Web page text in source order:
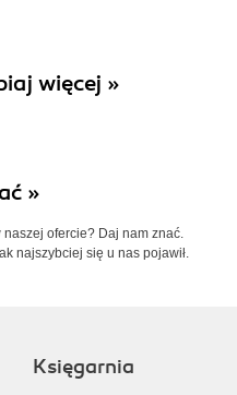
więcej »
»
naszej ofercie? Daj nam znać.
najszybciej się u nas pojawił.
Księgarnia